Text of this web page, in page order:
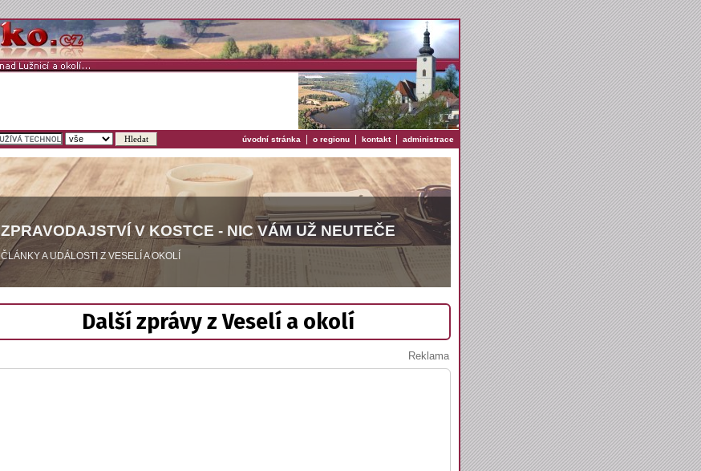
úvodní stránka | o regionu | kontakt| administrace
ZPRAVODAJSTVÍ V KOSTCE - NIC VÁM UŽ NEUTEČE
ČLÁNKY A UDÁLOSTI Z VESELÍ A OKOLÍ
Další zprávy z Veselí a okolí
Reklama